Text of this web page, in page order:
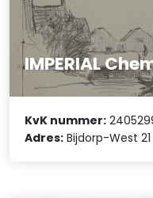
IMPERIAL
KvK nummer:
Adres: Bijdorp-West 21